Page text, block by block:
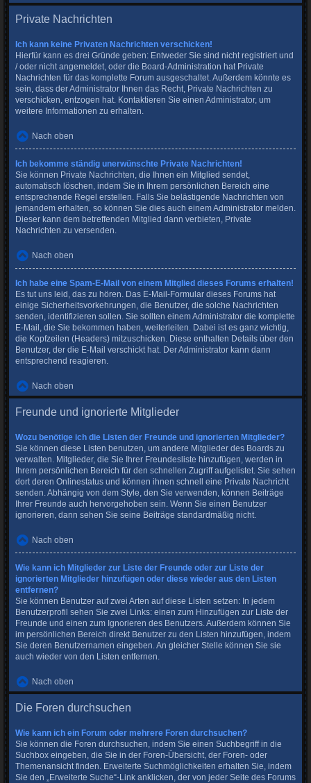
Private Nachrichten
Ich kann keine Privaten Nachrichten verschicken!
Hierfür kann es drei Gründe geben: Entweder Sie sind nicht registriert und
/ oder nicht angemeldet, oder die Board-Administration hat Private
Nachrichten für das komplette Forum ausgeschaltet. Außerdem könnte es
sein, dass der Administrator Ihnen das Recht, Private Nachrichten zu
verschicken, entzogen hat. Kontaktieren Sie einen Administrator, um
weitere Informationen zu erhalten.
Nach oben
Ich bekomme ständig unerwünschte Private Nachrichten!
Sie können Private Nachrichten, die Ihnen ein Mitglied sendet,
automatisch löschen, indem Sie in Ihrem persönlichen Bereich eine
entsprechende Regel erstellen. Falls Sie belästigende Nachrichten von
jemandem erhalten, so können Sie dies auch einem Administrator melden.
Dieser kann dem betreffenden Mitglied dann verbieten, Private
Nachrichten zu versenden.
Nach oben
Ich habe eine Spam-E-Mail von einem Mitglied dieses Forums erhalten!
Es tut uns leid, das zu hören. Das E-Mail-Formular dieses Forums hat
einige Sicherheitsvorkehrungen, die Benutzer, die solche Nachrichten
senden, identifizieren sollen. Sie sollten einem Administrator die komplette
E-Mail, die Sie bekommen haben, weiterleiten. Dabei ist es ganz wichtig,
die Kopfzeilen (Headers) mitzuschicken. Diese enthalten Details über den
Benutzer, der die E-Mail verschickt hat. Der Administrator kann dann
entsprechend reagieren.
Nach oben
Freunde und ignorierte Mitglieder
Wozu benötige ich die Listen der Freunde und ignorierten Mitglieder?
Sie können diese Listen benutzen, um andere Mitglieder des Boards zu
verwalten. Mitglieder, die Sie Ihrer Freundesliste hinzufügen, werden in
Ihrem persönlichen Bereich für den schnellen Zugriff aufgelistet. Sie sehen
dort deren Onlinestatus und können ihnen schnell eine Private Nachricht
senden. Abhängig von dem Style, den Sie verwenden, können Beiträge
Ihrer Freunde auch hervorgehoben sein. Wenn Sie einen Benutzer
ignorieren, dann sehen Sie seine Beiträge standardmäßig nicht.
Nach oben
Wie kann ich Mitglieder zur Liste der Freunde oder zur Liste der
ignorierten Mitglieder hinzufügen oder diese wieder aus den Listen
entfernen?
Sie können Benutzer auf zwei Arten auf diese Listen setzen: In jedem
Benutzerprofil sehen Sie zwei Links: einen zum Hinzufügen zur Liste der
Freunde und einen zum Ignorieren des Benutzers. Außerdem können Sie
im persönlichen Bereich direkt Benutzer zu den Listen hinzufügen, indem
Sie deren Benutzernamen eingeben. An gleicher Stelle können Sie sie
auch wieder von den Listen entfernen.
Nach oben
Die Foren durchsuchen
Wie kann ich ein Forum oder mehrere Foren durchsuchen?
Sie können die Foren durchsuchen, indem Sie einen Suchbegriff in die
Suchbox eingeben, die Sie in der Foren-Übersicht, der Foren- oder
Themenansicht finden. Erweiterte Suchmöglichkeiten erhalten Sie, indem
Sie den „Erweiterte Suche“-Link anklicken, der von jeder Seite des Forums